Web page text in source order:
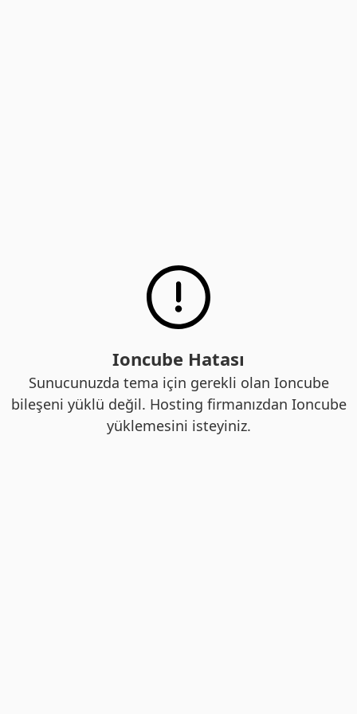
Ioncube Hatası
Sunucunuzda tema için gerekli olan Ioncube
bileşeni yüklü değil. Hosting firmanızdan Ioncube
yüklemesini isteyiniz.